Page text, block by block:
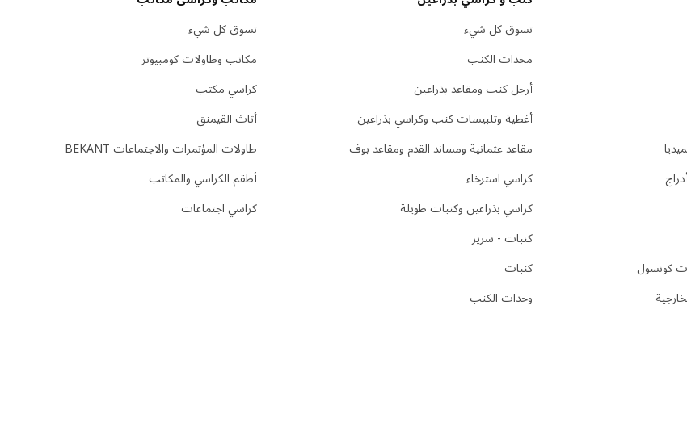
كونسول
تسوق كل شيء
مخدات الكنب
أرجل كنب ومقاعد بذراعين
أغطية وتلبيسات كنب وكراسي بذراعين
مقاعد عثمانية ومساند القدم ومقاعد بوف
كراسي استرخاء
كراسي بذراعين وكنبات طويلة
كنبات - سرير
كنبات
وحدات الكنب
تسوق كل شيء
مكاتب وطاولات كومبيوتر
كراسي مكتب
أثاث القيمنق
طاولات المؤتمرات والاجتماعات BEKANT
أطقم الكراسي والمكاتب
كراسي اجتماعات